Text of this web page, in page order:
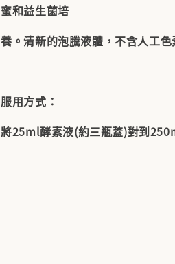
蜜和益生菌培
養。清新的泡騰液體，不含人工色
服用方式：
將25ml酵素液(約三瓶蓋)對到